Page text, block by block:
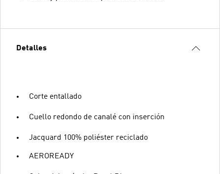
Detalles
Corte entallado
Cuello redondo de canalé con inserción
Jacquard 100% poliéster reciclado
AEROREADY